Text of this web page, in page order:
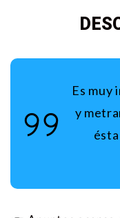
Es muy
y